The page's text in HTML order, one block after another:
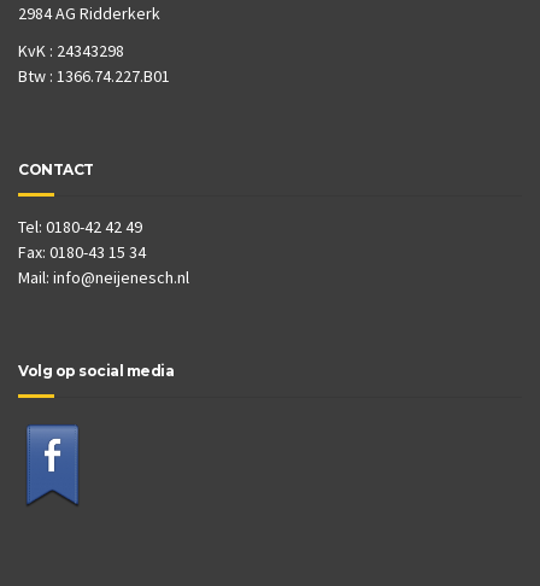
2984 AG Ridderkerk
KvK : 24343298
Btw : 1366.74.227.B01
CONTACT
Tel: 0180-42 42 49
Fax: 0180-43 15 34
Mail: info@neijenesch.nl
Volg op social media